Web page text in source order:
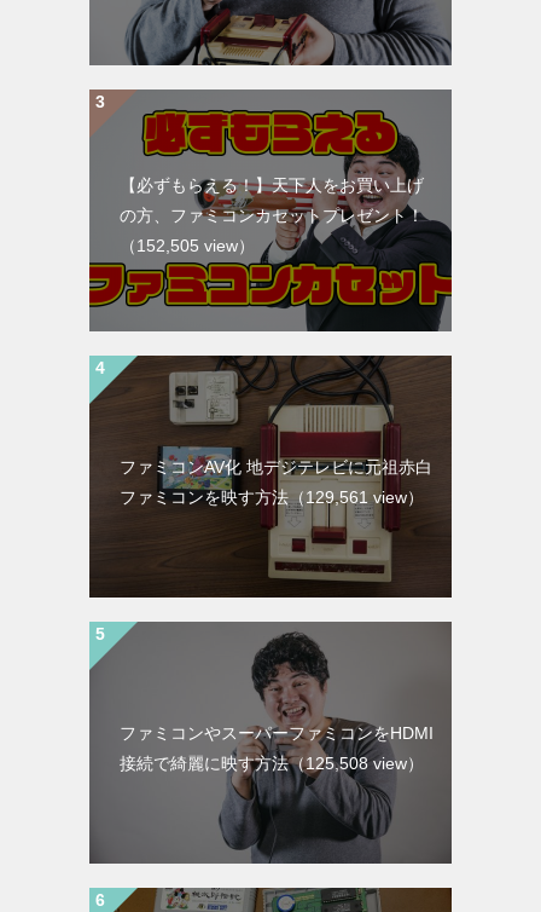
【必ずもらえる！】天下人をお買い上げ
の方、ファミコンカセットプレゼント！
（152,505 view）
ファミコンAV化 地デジテレビに元祖赤白
ファミコンを映す方法 （129,561 view）
ファミコンやスーパーファミコンをHDMI
接続で綺麗に映す方法（125,508 view）